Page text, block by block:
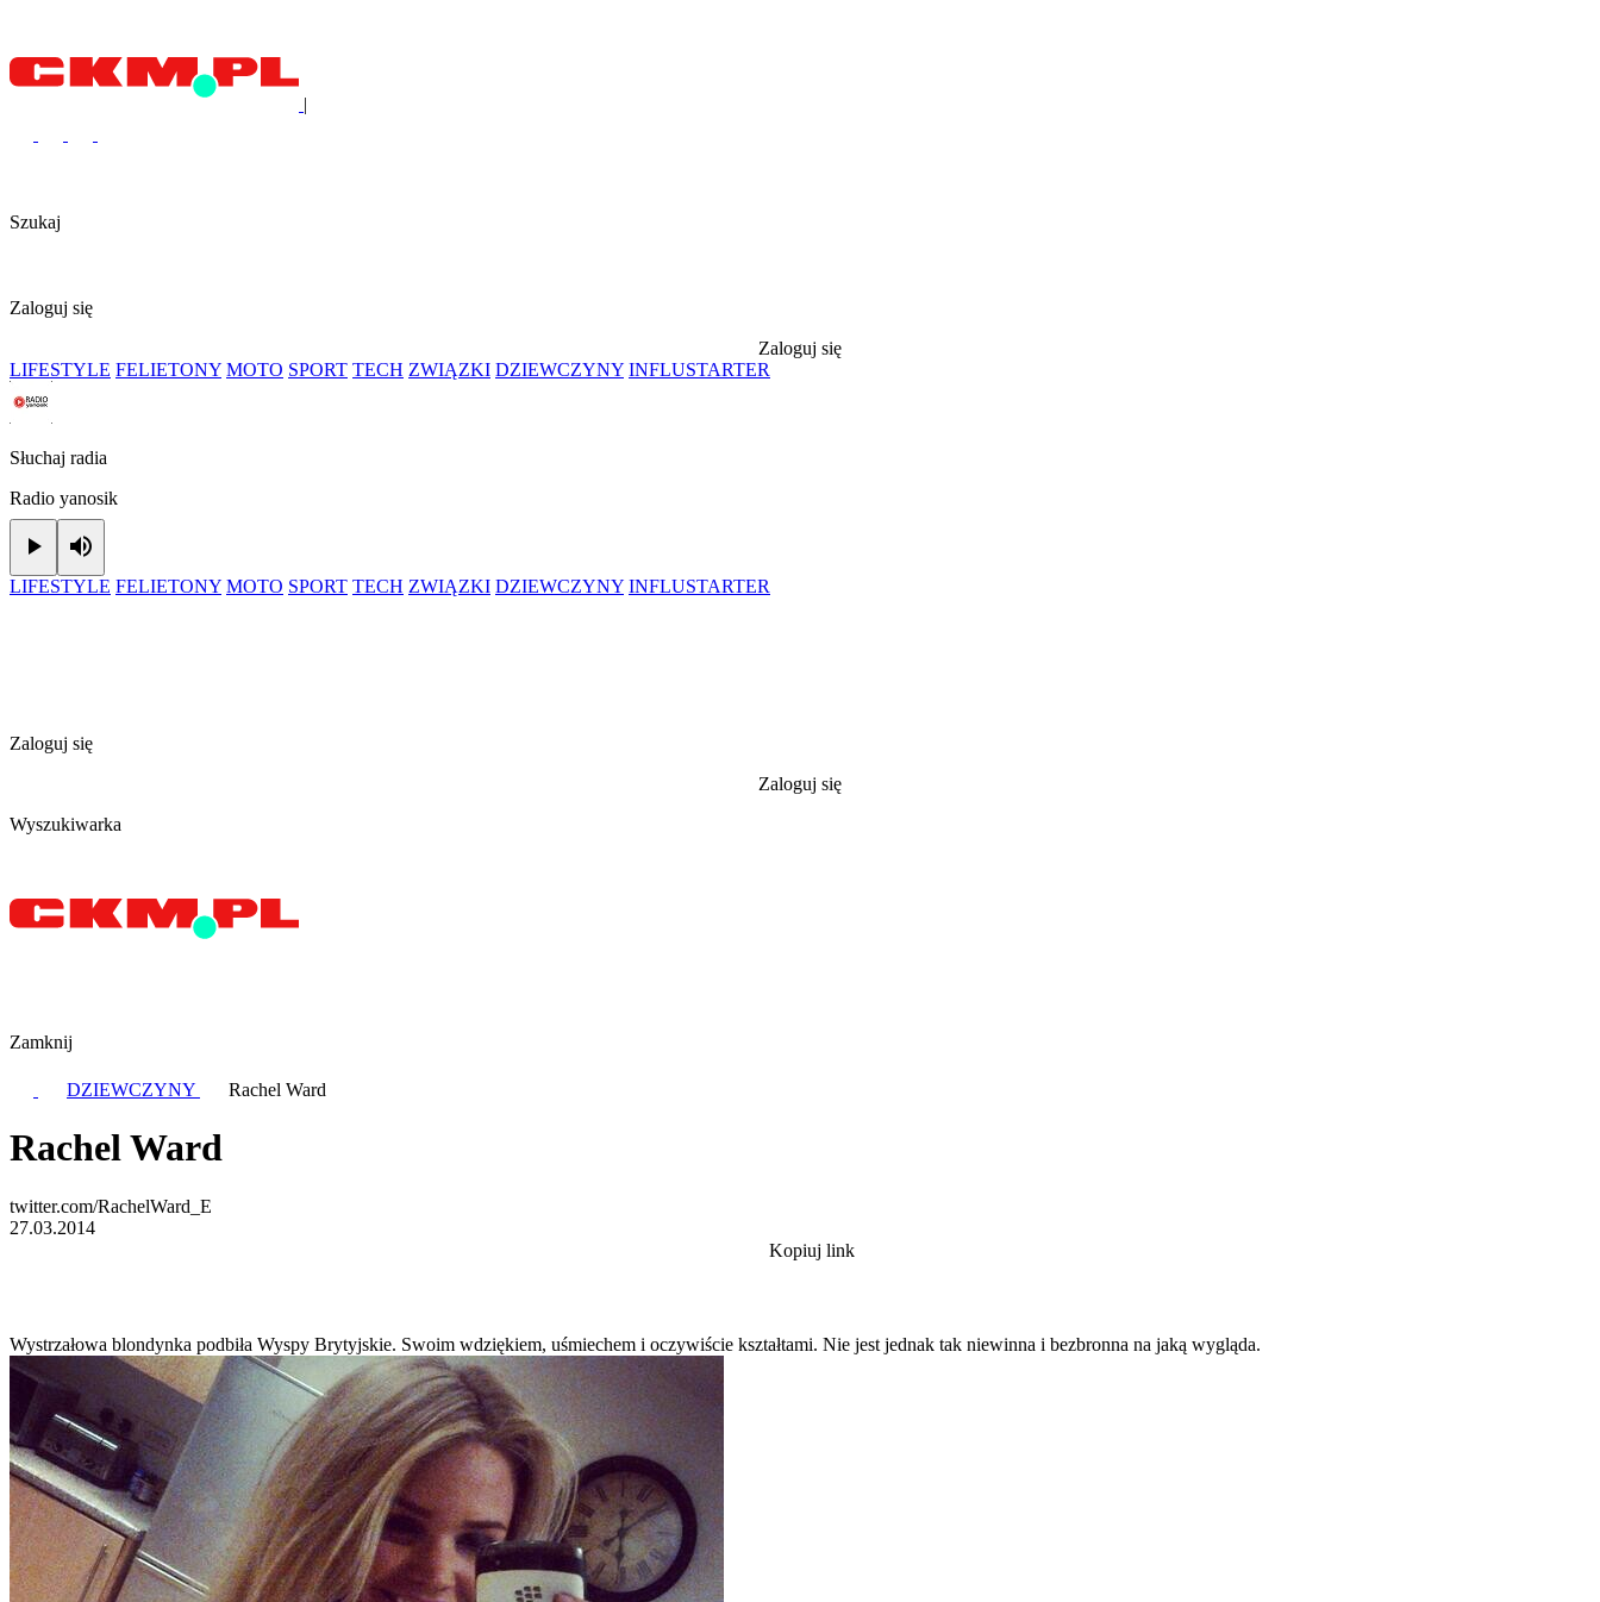
|
Szukaj
Zaloguj się
Zaloguj się
LIFESTYLE FELIETONY MOTO SPORT TECH ZWIĄZKI DZIEWCZYNY INFLUSTARTER
Słuchaj radia
Radio yanosik
Play
LIFESTYLE FELIETONY MOTO SPORT TECH ZWIĄZKI DZIEWCZYNY INFLUSTARTER
Zaloguj się
Zaloguj się
Wyszukiwarka
Zamknij
DZIEWCZYNY Rachel Ward
Rachel Ward
twitter.com/RachelWard_E
27.03.2014
Kopiuj link
Wystrzałowa blondynka podbiła Wyspy Brytyjskie. Swoim wdziękiem, uśmiechem i oczywiście kształtami. Nie jest jednak tak niewinna i bezbronna na jaką wygląda.